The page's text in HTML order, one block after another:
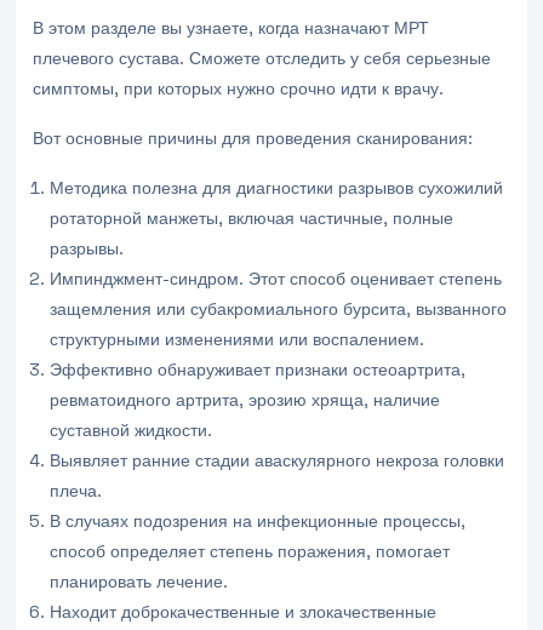
В этом разделе вы узнаете, когда назначают МРТ
плечевого сустава. Сможете отследить у себя серьезные
симптомы, при которых нужно срочно идти к врачу.
Вот основные причины для проведения сканирования:
Методика полезна для диагностики разрывов сухожилий
ротаторной манжеты, включая частичные, полные
разрывы.
Импинджмент-синдром. Этот способ оценивает степень
защемления или субакромиального бурсита, вызванного
структурными изменениями или воспалением.
Эффективно обнаруживает признаки остеоартрита,
ревматоидного артрита, эрозию хряща, наличие
суставной жидкости.
Выявляет ранние стадии аваскулярного некроза головки
плеча.
В случаях подозрения на инфекционные процессы,
способ определяет степень поражения, помогает
планировать лечение.
Находит доброкачественные и злокачественные